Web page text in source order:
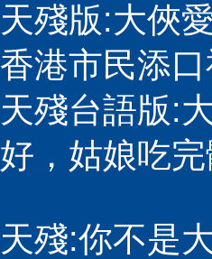
天殘版:大俠
香港市民添
天殘台語版:
好，姑娘吃
天殘:你不是